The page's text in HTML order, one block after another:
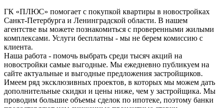
ГК «ПЛЮС» помогает с покупкой квартиры в новостройках
Санкт-Петербурга и Ленинградской области. В нашем
агентстве вы можете познакомиться с проверенными жилыми
комплексами. Услуги бесплатны - мы не берем комиссию с
клиента.
Наша работа - помочь выбрать среди тысяч акций на
новостройки самые выгодные. Мы ежедневно публикуем на
сайте актуальные и выгодные предложения застройщиков.
Имеем ряд эксклюзивных проектов, в которых мы можем дать
дополнительные скидки и цены ниже, чем у застройщика. Мы
проводим большие объемы сделок по ипотеке, поэтому банки